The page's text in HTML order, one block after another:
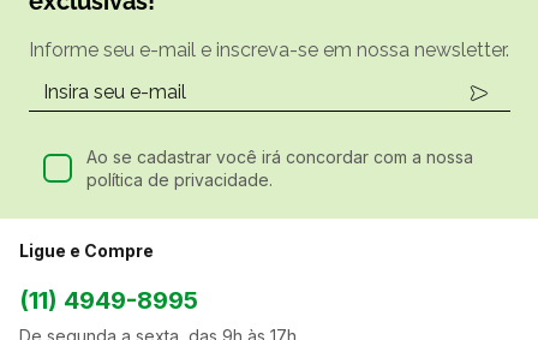
Informe seu e-mail e inscreva-se em nossa newsletter.
Ao se cadastrar você irá concordar com a nossa
política de privacidade.
Ligue e Compre
(11) 4949-8995
De segunda a sexta, das 9h às 17h.